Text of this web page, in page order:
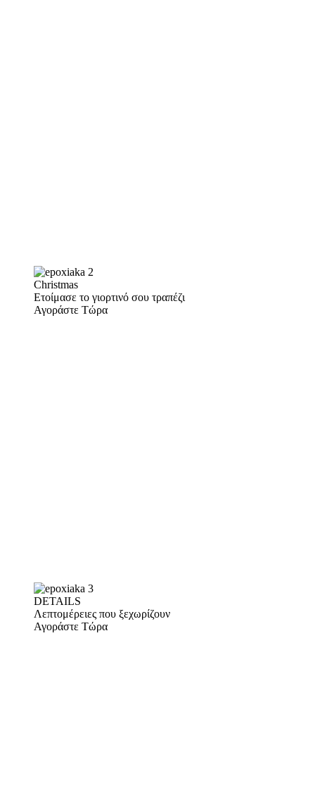
Christmas
Ετοίμασε το γιορτινό σου τραπέζι
Αγοράστε Τώρα
DETAILS
Λεπτομέρειες που ξεχωρίζουν
Αγοράστε Τώρα